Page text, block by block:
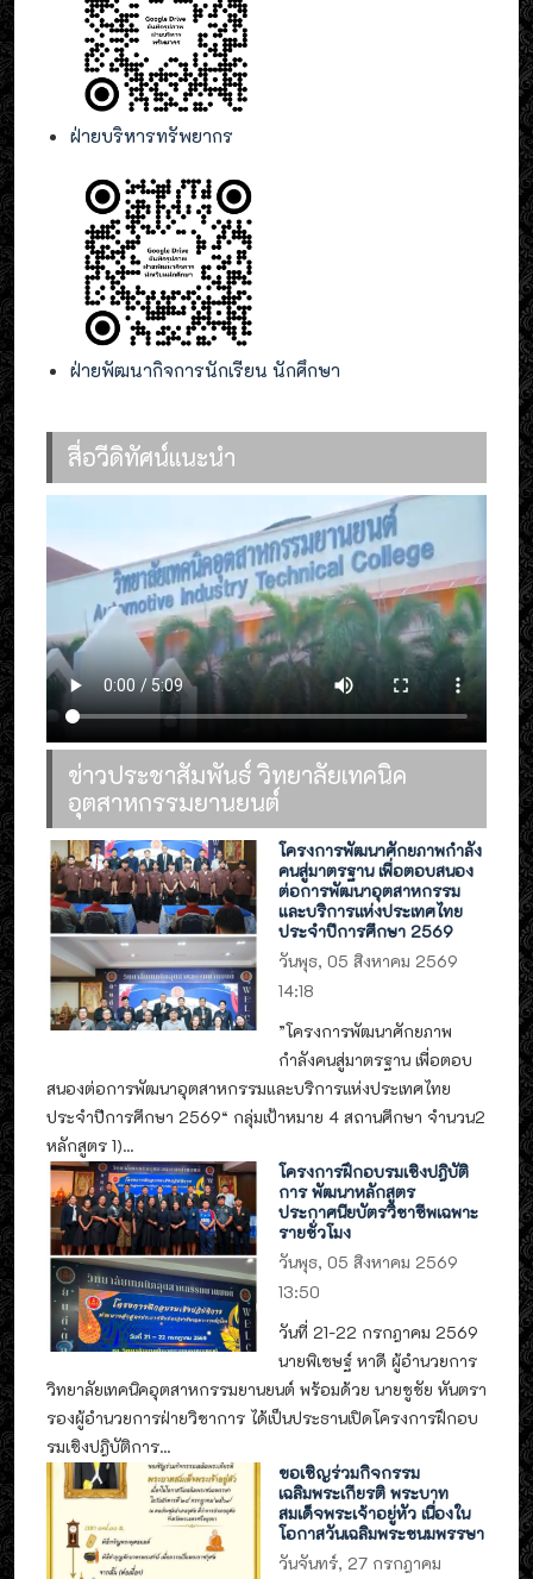
ฝ่ายบริหารทรัพยากร
ฝ่ายพัฒนากิจการนักเรียน นักศึกษา
สื่อวีดิทัศน์แนะนำ
ข่าวประชาสัมพันธ์ วิทยาลัยเทคนิค
อุตสาหกรรมยานยนต์
โครงการพัฒนาศักยภาพกำลัง
คนสู่มาตรฐาน เพื่อตอบสนอง
ต่อการพัฒนาอุตสาหกรรม
และบริการแห่งประเทศไทย
ประจำปีการศึกษา 2569
วันพุธ, 05 สิงหาคม 2569
14:18
”โครงการพัฒนาศักยภาพ
กำลังคนสู่มาตรฐาน เพื่อตอบ
สนองต่อการพัฒนาอุตสาหกรรมและบริการแห่งประเทศไทย
ประจำปีการศึกษา 2569“ กลุ่มเป้าหมาย 4 สถานศึกษา จำนวน2
หลักสูตร 1)...
โครงการฝึกอบรมเชิงปฎิบัติ
การ พัฒนาหลักสูตร
ประกาศนียบัตรวิชาชีพเฉพาะ
รายชั่วโมง
วันพุธ, 05 สิงหาคม 2569
13:50
วันที่ 21-22 กรกฎาคม 2569
นายพิเชษฐ์ หาดี ผู้อำนวยการ
วิทยาลัยเทคนิคอุตสาหกรรมยานยนต์ พร้อมด้วย นายชูชัย หันตรา
รองผู้อำนวยการฝ่ายวิชาการ ได้เป็นประธานเปิดโครงการฝึกอบ
รมเชิงปฎิบัติการ...
ขอเชิญร่วมกิจกรรม
เฉลิมพระเกียรติ พระบาท
สมเด็จพระเจ้าอยู่หัว เนื่องใน
โอกาสวันเฉลิมพระชนมพรรษา
วันจันทร์, 27 กรกฎาคม